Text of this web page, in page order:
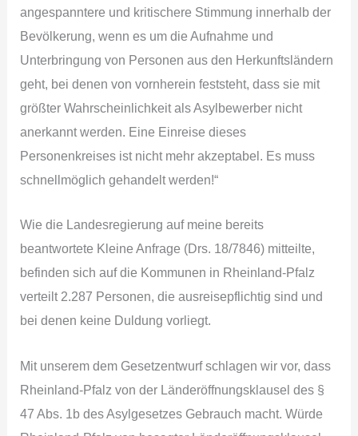
angespanntere und kritischere Stimmung innerhalb der
Bevölkerung, wenn es um die Aufnahme und
Unterbringung von Personen aus den Herkunftsländern
geht, bei denen von vornherein feststeht, dass sie mit
größter Wahrscheinlichkeit als Asylbewerber nicht
anerkannt werden. Eine Einreise dieses
Personenkreises ist nicht mehr akzeptabel. Es muss
schnellmöglich gehandelt werden!“
Wie die Landesregierung auf meine bereits
beantwortete Kleine Anfrage (Drs. 18/7846) mitteilte,
befinden sich auf die Kommunen in Rheinland-Pfalz
verteilt 2.287 Personen, die ausreisepflichtig sind und
bei denen keine Duldung vorliegt.
Mit unserem dem Gesetzentwurf schlagen wir vor, dass
Rheinland-Pfalz von der Länderöffnungsklausel des §
47 Abs. 1b des Asylgesetzes Gebrauch macht. Würde